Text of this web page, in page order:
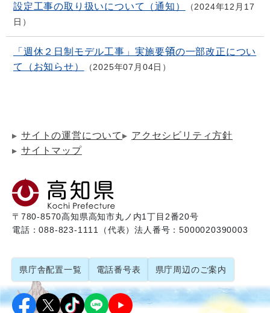
設定工事の取り扱いについて（通知）
2024年12月17
日
「週休２日制モデル工事」実施要領の一部改正につい
て（お知らせ）
2025年07月04日
サイトの運営について
アクセシビリティ方針
サイトマップ
〒780-8570高知県高知市丸ノ内1丁目2番20号
電話：088-823-1111（代表）法人番号：5000020390003
県庁舎配置一覧 電話番号表 県庁周辺のご案内